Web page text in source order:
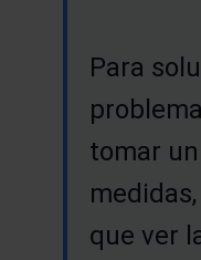
Para
tomar
que ver